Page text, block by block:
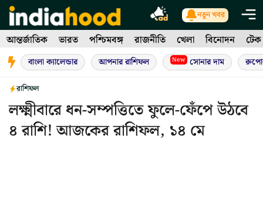
Skip
to
content
নতুন খবর
আন্তর্জাতিক ভারত পশ্চিমবঙ্গ রাজনীতি খেলা বিনোদন টেক
বাংলা ক্যালেন্ডার আপনার রাশিফল New সোনার দাম
রাশিফল
লক্ষ্মীবারে ধন-সম্পত্তিতে ফুলে-ফেঁপে উঠবে
৪ রাশি! আজকের রাশিফল, ১৪ মে